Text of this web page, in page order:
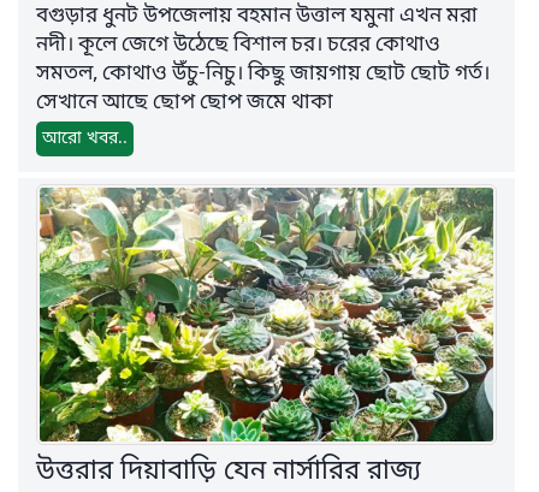
বগুড়ার ধুনট উপজেলায় বহমান উত্তাল যমুনা এখন মরা
নদী। কূলে জেগে উঠেছে বিশাল চর। চরের কোথাও
সমতল, কোথাও উঁচু-নিচু। কিছু জায়গায় ছোট ছোট গর্ত।
সেখানে আছে ছোপ ছোপ জমে থাকা
আরো খবর..
উত্তরার দিয়াবাড়ি যেন নার্সারির রাজ্য